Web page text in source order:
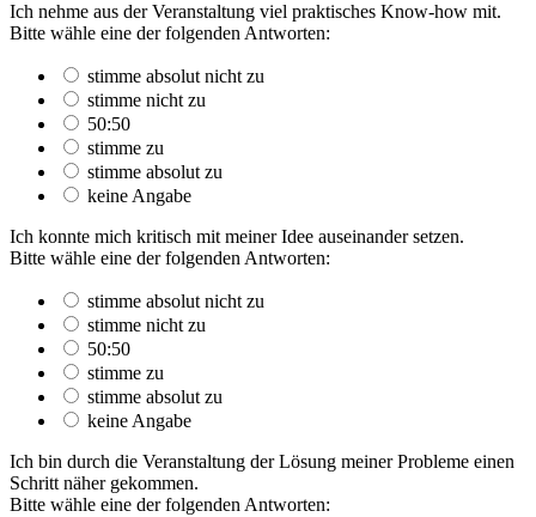
Ich nehme aus der Veranstaltung viel praktisches Know-how mit.
Bitte wähle eine der folgenden Antworten:
stimme absolut nicht zu
stimme nicht zu
50:50
stimme zu
stimme absolut zu
keine Angabe
Ich konnte mich kritisch mit meiner Idee auseinander setzen.
Bitte wähle eine der folgenden Antworten:
stimme absolut nicht zu
stimme nicht zu
50:50
stimme zu
stimme absolut zu
keine Angabe
Ich bin durch die Veranstaltung der Lösung meiner Probleme einen
Schritt näher gekommen.
Bitte wähle eine der folgenden Antworten: